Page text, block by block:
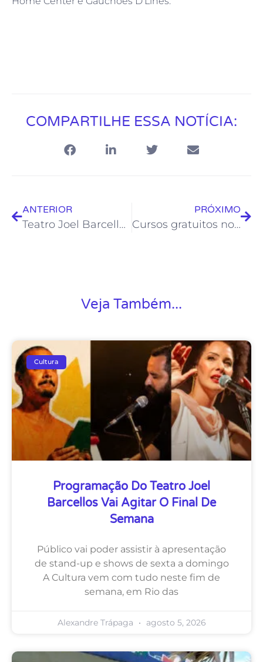
COMPARTILHE ESSA NOTÍCIA:
ANTERIOR
Teatro Joel Barcellos recebe mostra cultural “Entre Marés” na sexta, dia 5
PRÓXIMO
Cursos gratuitos no Ateliê Plaza têm agora horário noturno
Veja Também...
Cultura
Programação Do Teatro Joel
Barcellos Vai Agitar O Final De
Semana
Público vai poder assistir à apresentação
de stand-up e shows de sexta a domingo
A Cultura vem com tudo neste fim de
semana, em Rio das
Alexandre Trápaga agosto 5, 2026